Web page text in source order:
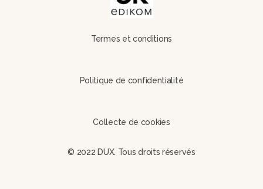
Termes et conditions
Politique de confidentialité
Collecte de cookies
© 2022 DUX. Tous droits réservés